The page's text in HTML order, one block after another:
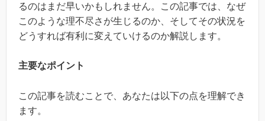
るのはまだ早いかもしれません。この記事では、なぜ
このような理不尽さが生じるのか、そしてその状況を
どうすれば有利に変えていけるのか解説します。
主要なポイント
この記事を読むことで、あなたは以下の点を理解でき
ます。